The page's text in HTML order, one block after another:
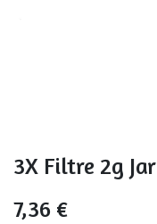
3X Filtre 2g Jar
7,36 €